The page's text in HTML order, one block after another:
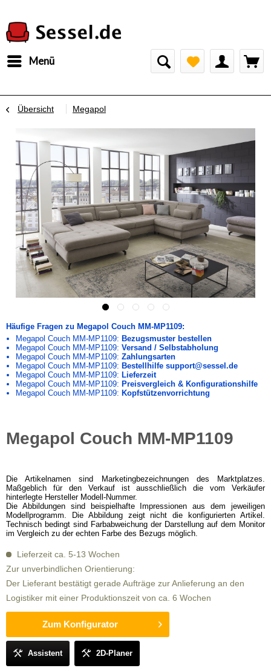
Menü
Übersicht Megapol
Häufige Fragen zu Megapol Couch MM-MP1109:
Megapol Couch MM-MP1109: Bezugsmuster bestellen
Megapol Couch MM-MP1109: Versand / Selbstabholung
Megapol Couch MM-MP1109: Zahlungsarten
Megapol Couch MM-MP1109: Bestellhilfe support@sessel.de
Megapol Couch MM-MP1109: Lieferzeit
Megapol Couch MM-MP1109: Preisvergleich & Konfigurationshilfe
Megapol Couch MM-MP1109: Kopfstützenvorrichtung
Megapol Couch MM-MP1109
Die Artikelnamen sind Marketingbezeichnungen des Marktplatzes.
Maßgeblich für den Verkauf ist ausschließlich die vom Verkäufer
hinterlegte Hersteller Modell-Nummer.
Die Abbildungen sind beispielhafte Impressionen aus dem jeweiligen
Modellprogramm. Die Abbildung zeigt nicht die konfigurierten Artikel.
Technisch bedingt sind Farbabweichung der Darstellung auf dem Monitor
im Vergleich zu der echten Farbe des Bezugs möglich.
Lieferzeit ca. 5-13 Wochen
Zur unverbindlichen Orientierung:
Der Lieferant bestätigt gerade Aufträge zur Anlieferung an den
Logistiker mit einer Produktionszeit von ca. 6 Wochen
Zum Konfigurator
Assistent 2D-Planer